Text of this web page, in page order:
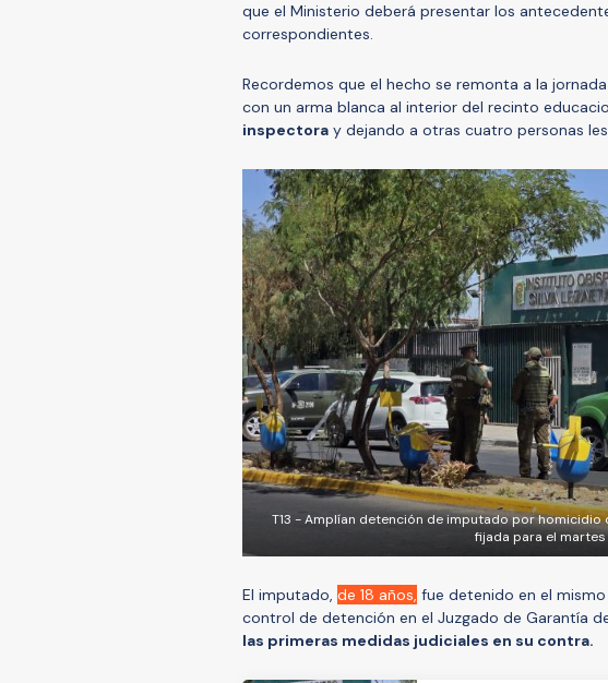
que el Ministerio deberá presentar los
correspondientes.
Recordemos que el hecho se remonta a la
con un arma blanca al interior del recinto
inspectora y dejando a otras cuatro personas
T13 - Amplían detención de imputado por
fijada para el martes
El imputado, de 18 años, fue detenido en el
control de detención en el Juzgado de Garantía
las primeras medidas judiciales en su contra.